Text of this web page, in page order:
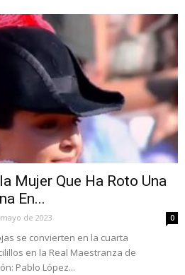
Mujer Que Ha Roto Una
En...
de 2023 0
se convierten en la cuarta
en la Real Maestranza de
Pablo López...